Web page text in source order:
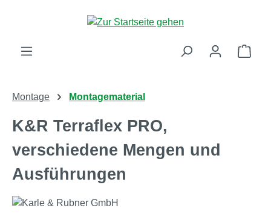
Zum Hauptinhalt springen
Montage Montagematerial
K&R Terraflex PRO,
verschiedene Mengen und
Ausführungen